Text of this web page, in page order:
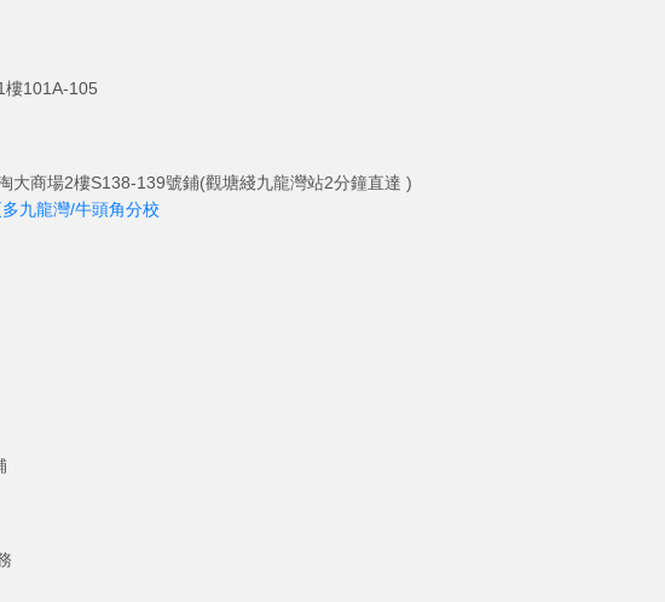
樓101A-105
大商場2樓S138-139號鋪(觀塘綫九龍灣站2分鐘直達 )
九龍灣/牛頭角分校